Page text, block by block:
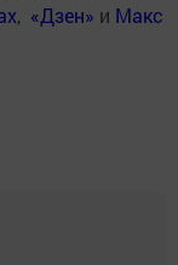
, «Дзен» и Макс